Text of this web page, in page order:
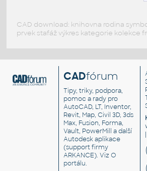
CAD download: knihovna rodina
prvek stafáž výkres kategorie kolekce
CADfórum
Tipy, triky, podpora,
pomoc a rady pro
AutoCAD, LT, Inventor,
Revit, Map, Civil 3D, 3ds
Max, Fusion, Forma,
Vault, PowerMill a další
Autodesk aplikace
(support firmy
ARKANCE). VizO
portálu.